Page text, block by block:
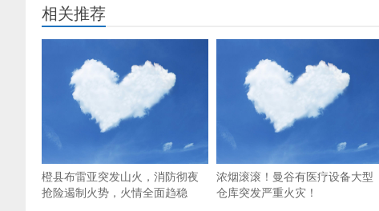
相关推荐
橙县布雷亚突发山火，消防彻夜
抢险遏制火势，火情全面趋稳
浓烟滚滚！曼谷有医疗设备大型
仓库突发严重火灾！